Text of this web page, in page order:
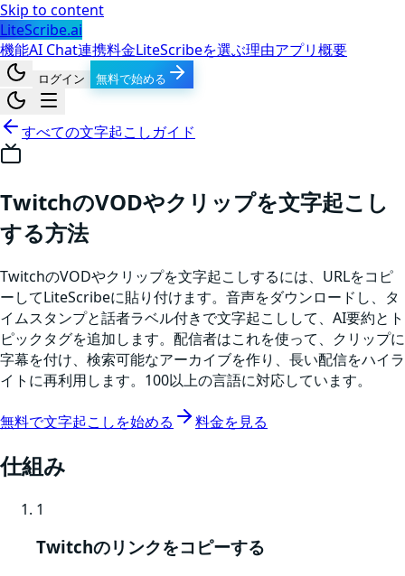
Skip to content
LiteScribe.ai
機能AI Chat連携料金LiteScribeを選ぶ理由アプリ概要
ログイン 無料で始める
すべての文字起こしガイド
TwitchのVODやクリップを文字起こし
する方法
TwitchのVODやクリップを文字起こしするには、URLをコピ
ーしてLiteScribeに貼り付けます。音声をダウンロードし、タ
イムスタンプと話者ラベル付きで文字起こしして、AI要約とト
ピックタグを追加します。配信者はこれを使って、クリップに
字幕を付け、検索可能なアーカイブを作り、長い配信をハイラ
イトに再利用します。100以上の言語に対応しています。
無料で文字起こしを始める 料金を見る
仕組み
1
Twitchのリンクをコピーする